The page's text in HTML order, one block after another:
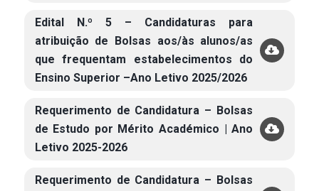
Edital N.º 5 – Candidaturas para
atribuição de Bolsas aos/às alunos/as
que frequentam estabelecimentos do
Ensino Superior –Ano Letivo 2025/2026
Requerimento de Candidatura – Bolsas
de Estudo por Mérito Académico | Ano
Letivo 2025-2026
Requerimento de Candidatura – Bolsas